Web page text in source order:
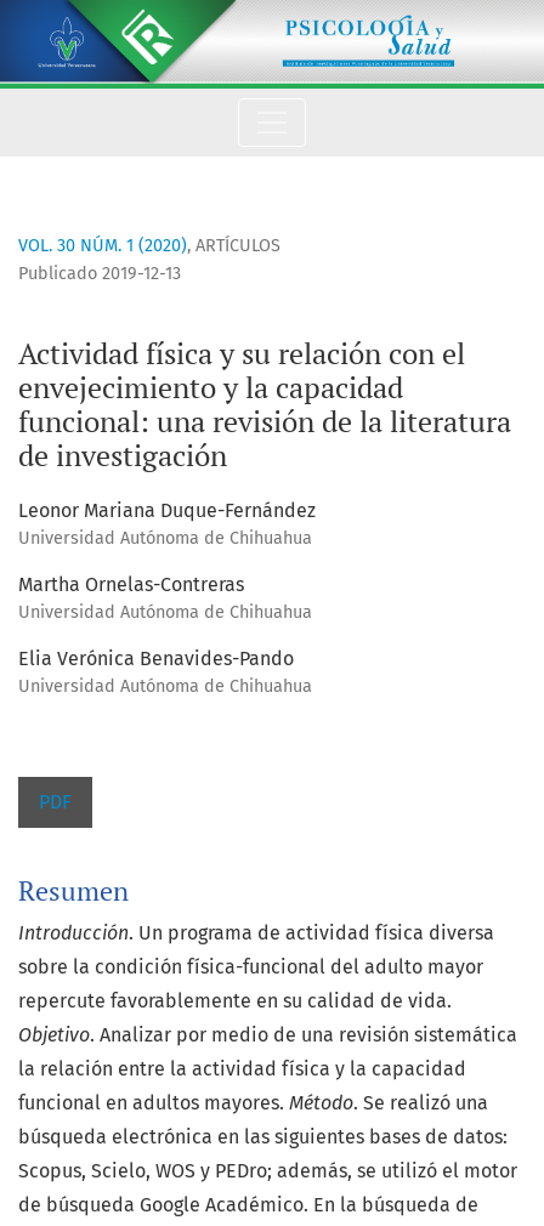
Actividad física y su relación con el envejecimiento y la
VOL. 30 NÚM. 1 (2020), ARTÍCULOS
Actividad física y su relación con el
envejecimiento y la capacidad
funcional: una revisión de la literatura
de investigación
Publicado 2019-12-13
Leonor Mariana Duque-Fernández
Universidad Autónoma de Chihuahua
Martha Ornelas-Contreras
Universidad Autónoma de Chihuahua
Elia Verónica Benavides-Pando
Universidad Autónoma de Chihuahua
PDF
Resumen
Introducción. Un programa de actividad física diversa
sobre la condición física-funcional del adulto mayor
repercute favorablemente en su calidad de vida.
Objetivo. Analizar por medio de una revisión sistemática
la relación entre la actividad física y la capacidad
funcional en adultos mayores. Método. Se realizó una
búsqueda electrónica en las siguientes bases de datos:
Scopus, Scielo, WOS y PEDro; además, se utilizó el motor
de búsqueda Google Académico. En la búsqueda de